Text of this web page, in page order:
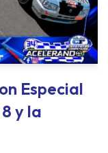
Especial
y la